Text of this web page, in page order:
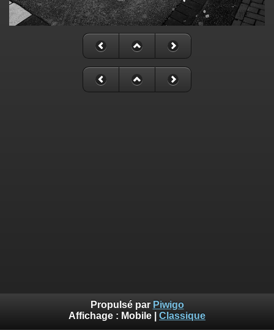
Propulsé par Piwigo
Affichage : Mobile Classique